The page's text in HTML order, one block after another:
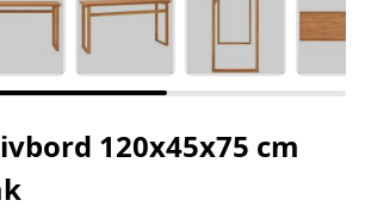
120x45x75 cm